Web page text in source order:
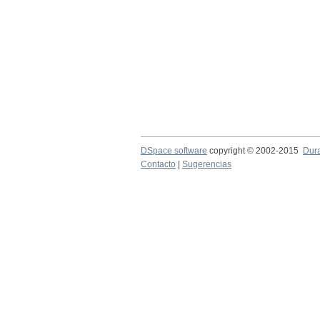
DSpace software copyright © 2002-2015
Contacto
Sugerencias